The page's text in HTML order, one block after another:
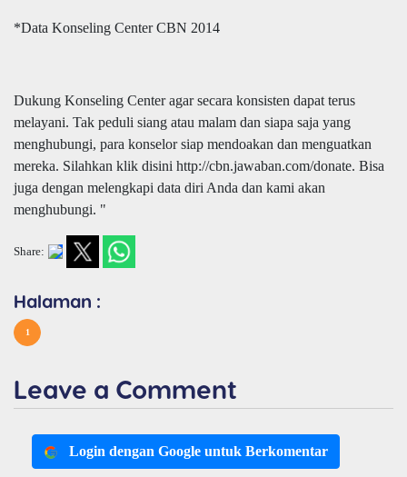
*Data Konseling Center CBN 2014
Dukung Konseling Center agar secara konsisten dapat terus
melayani. Tak peduli siang atau malam dan siapa saja yang
menghubungi, para konselor siap mendoakan dan menguatkan
mereka. Silahkan klik disini http://cbn.jawaban.com/donate. Bisa
juga dengan melengkapi data diri Anda dan kami akan
menghubungi. "
Share:
Halaman :
1
Leave a Comment
Login dengan Google untuk Berkomentar